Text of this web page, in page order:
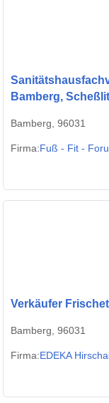
Bamberg,
Bamberg, 96031
Firma:Fuß - Fit -
Verkäufer
Bamberg, 96031
Firma:EDEKA